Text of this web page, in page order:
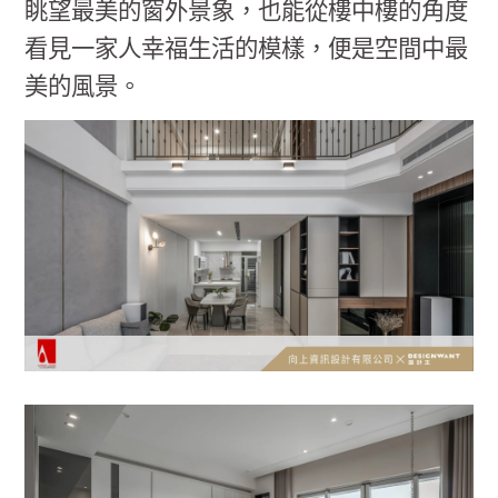
眺望最美的窗外景象，也能從樓中樓的角度
看見一家人幸福生活的模樣，便是空間中最
美的風景。